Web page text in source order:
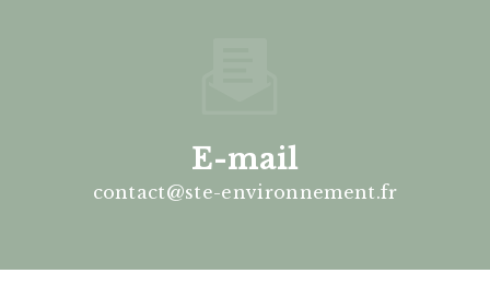
E-mail
contact@ste-environnement.fr